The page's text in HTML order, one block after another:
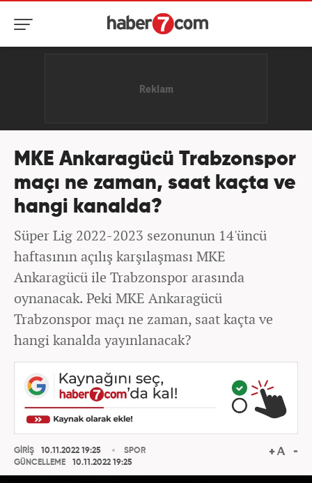
MKE Ankaragücü Trabzonspor
maçı ne zaman, saat kaçta ve
hangi kanalda?
Süper Lig 2022-2023 sezonunun 14'üncü
haftasının açılış karşılaşması MKE
Ankaragücü ile Trabzonspor arasında
oynanacak. Peki MKE Ankaragücü
Trabzonspor maçı ne zaman, saat kaçta ve
hangi kanalda yayınlanacak?
GİRİŞ
10.11.2022 19:25
GÜNCELLEME
10.11.2022 19:25
SPOR